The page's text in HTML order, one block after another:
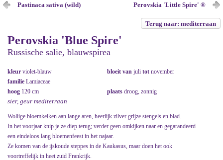
Pastinaca sativa (wild) Perovskia 'Little Spire' ®
Terug naar: mediterraan
Perovskia 'Blue Spire'
Russische salie, blauwspirea
kleur violet-blauw bloeit van juli tot november
familie Lamiaceae
hoog 120 cm plaats droog, zonnig
sier, geur mediterraan
Wollige bloemkelken aan lange aren, heerlijk zilver grijze stengels en blad.
In het voorjaar knip je ze diep terug; verder geen omkijken naar en gegarandeerd
een eindeloos lang bloemenfeest in het najaar.
Ze komen van de ijskoude steppes in de Kaukasus, maar doen het ook
voortreffelijk in heet zuid Frankrijk.